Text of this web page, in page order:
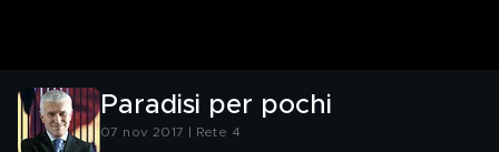
Paradisi per pochi
07 nov 2017 | Rete 4